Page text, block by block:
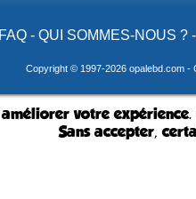
FAQ - QUI SOMMES-NOUS ? -
Copyright © 1997-2026 opalebd.com -
votre
Sans accepter,